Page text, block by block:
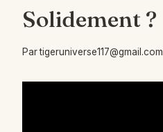
Solidement ?
Partigeruniverse117@gmail.com